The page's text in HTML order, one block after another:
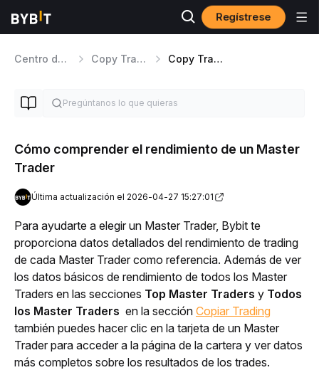
Regístrese
Centro de ayuda Copy Trading Copy Trading Classic Visión general
Cómo comprender el rendimiento de un Master
Trader
Última actualización el 2026-04-27 15:27:01
Para ayudarte a elegir un Master Trader, Bybit te
proporciona datos detallados del rendimiento de trading
de cada Master Trader como referencia. Además de ver
los datos básicos de rendimiento de todos los Master
Traders en las secciones Top Master Traders y Todos
los Master Traders en la sección Copiar Trading
también puedes hacer clic en la tarjeta de un Master
Trader para acceder a la página de la cartera y ver datos
más completos sobre los resultados de los trades.